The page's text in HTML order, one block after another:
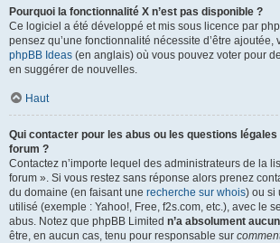
Pourquoi la fonctionnalité X n’est pas disponible ?
Ce logiciel a été développé et mis sous licence par
pensez qu’une fonctionnalité nécessite d’être ajoutée,
phpBB Ideas (en anglais) où vous pouvez voter pour
en suggérer de nouvelles.
Haut
Qui contacter pour les abus ou les questions
forum ?
Contactez n’importe lequel des administrateurs de la
forum ». Si vous restez sans réponse alors prenez
du domaine (en faisant une recherche sur whois) ou si
utilisé (exemple : Yahoo!, Free, f2s.com, etc.), avec le
abus. Notez que phpBB Limited n’a absolument
être, en aucun cas, tenu pour responsable sur